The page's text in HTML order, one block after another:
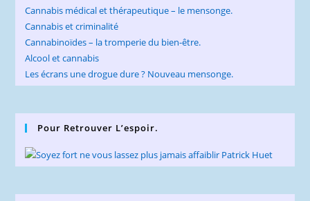
Cannabis médical et thérapeutique – le mensonge.
Cannabis et criminalité
Cannabinoïdes – la tromperie du bien-être.
Alcool et cannabis
Les écrans une drogue dure ? Nouveau mensonge.
Pour Retrouver L’espoir.